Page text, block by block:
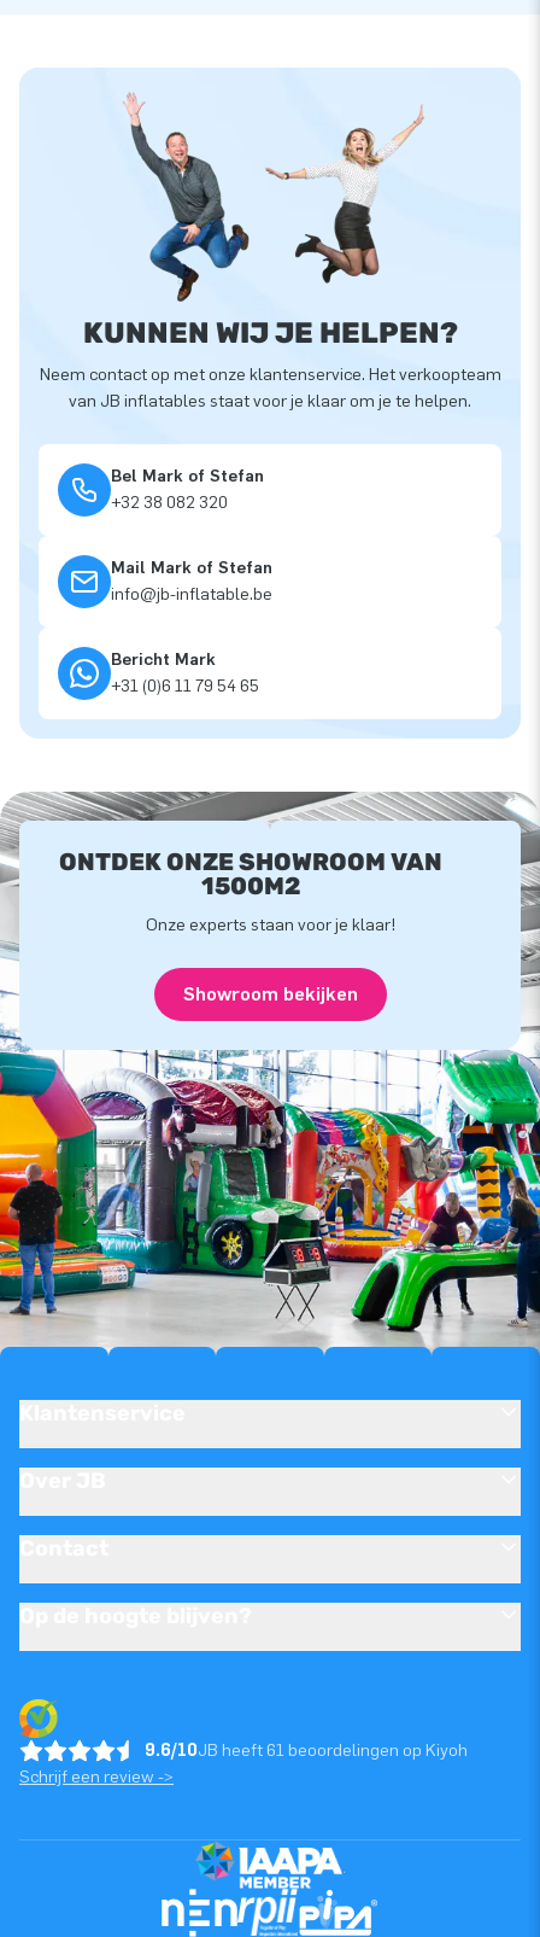
KUNNEN WIJ JE HELPEN?
Neem contact op met onze klantenservice. Het verkoopteam
van JB inflatables staat voor je klaar om je te helpen.
Bel Mark of Stefan
+32 38 082 320
Mail Mark of Stefan
info@jb-inflatable.be
Bericht Mark
+31 (0)6 11 79 54 65
ONTDEK ONZE SHOWROOM VAN
1500M2
Onze experts staan voor je klaar!
Showroom bekijken
9.6/10JB heeft 61 beoordelingen op Kiyoh
Schrijf een review ->